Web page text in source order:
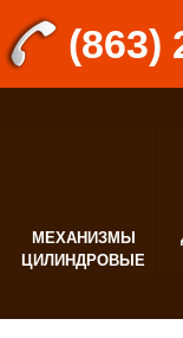
МЕХАНИЗМЫ
ЦИЛИНДРОВЫЕ
(863)